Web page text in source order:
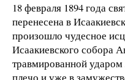
18 февраля 1894 года
перенесена в
произошло чудесное
Исаакиевского собора
травмированной